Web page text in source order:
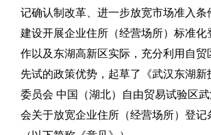
记确认制改革、进一步放宽市场准入条
建设开展企业住所（经营场所）标准化
作以及东湖高新区实际，充分利用自贸
先试的政策优势，起草了《武汉东湖新
委员会 中国（湖北）自由贸易试验区
会关于放宽企业住所（经营场所）登记